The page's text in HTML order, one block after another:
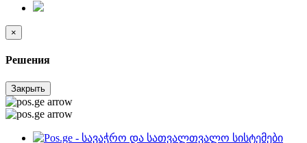
×
Решения
Закрыть